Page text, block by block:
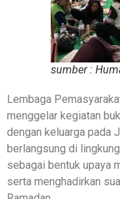
sumber :
Lembaga
menggelar kegiatan
dengan keluarga pada
berlangsung di
sebagai bentuk upaya
serta menghadirkan